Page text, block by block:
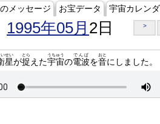
メッセージ お宝データ 宇宙カレン
1995年05月 2日 >
星
いせい
が捉
とら
えた宇宙
うちゅう
の電波
でんぱ
を音
おと
にしました。